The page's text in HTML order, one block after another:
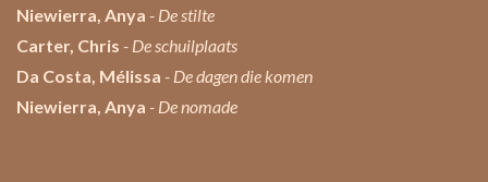
Niewierra, Anya - De stilte
Carter, Chris - De schuilplaats
Da Costa, Mélissa - De dagen die komen
Niewierra, Anya - De nomade